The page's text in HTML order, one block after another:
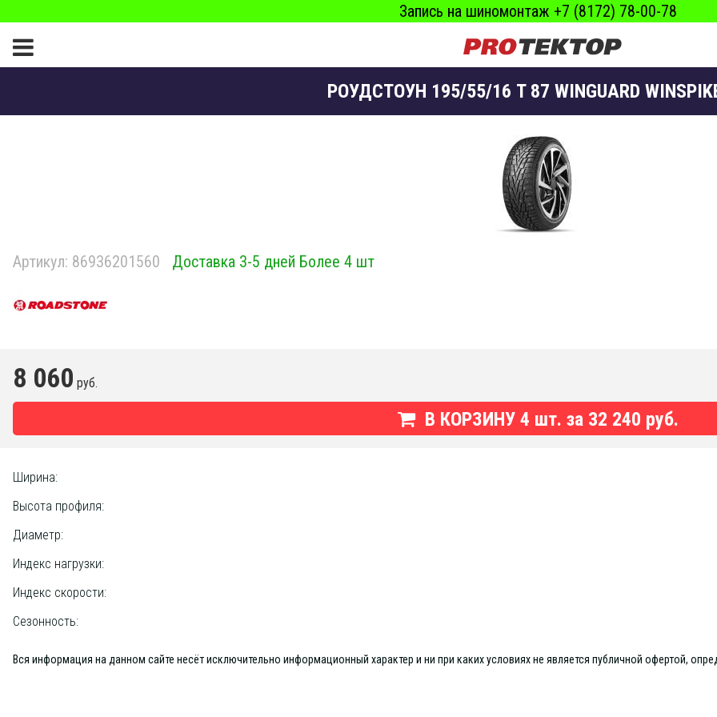
Запись на шиномонтаж +7 (8172) 78-00-78
РОУДСТОУН 195/55/16 T 87 WINGUARD
Артикул: 86936201560 Доставка 3-5 дней Более 4 шт
8 060 руб.
В КОРЗИНУ 4 шт. за 32 240 руб.
Ширина:
Высота профиля:
Диаметр:
Индекс нагрузки:
Индекс скорости:
Сезонность:
Вся информация на данном сайте несёт исключительно информационный характер и ни при каких условиях не является публичной офертой,